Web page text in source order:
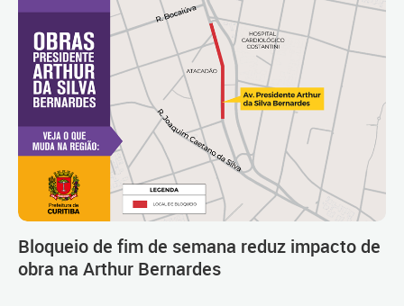
Bloqueio de fim de semana reduz impacto de
obra na Arthur Bernardes